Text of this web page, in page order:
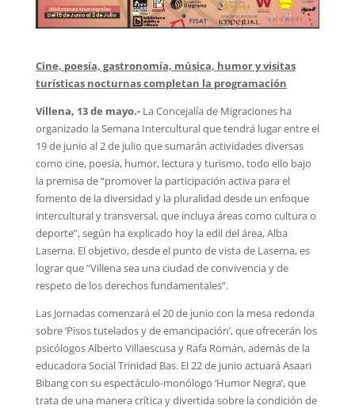
Cine, poesía, gastronomía, música, humor y visitas
turísticas nocturnas completan la programación
Villena, 13 de mayo.- La Concejalía de Migraciones ha
organizado la Semana Intercultural que tendrá lugar entre el
19 de junio al 2 de julio que sumarán actividades diversas
como cine, poesía, humor, lectura y turismo, todo ello bajo
la premisa de “promover la participación activa para el
fomento de la diversidad y la pluralidad desde un enfoque
intercultural y transversal, que incluya áreas como cultura o
deporte”, según ha explicado hoy la edil del área, Alba
Laserna. El objetivo, desde el punto de vista de Laserna, es
lograr que “Villena sea una ciudad de convivencia y de
respeto de los derechos fundamentales”.
Las Jornadas comenzará el 20 de junio con la mesa redonda
sobre ‘Pisos tutelados y de emancipación’, que ofrecerán los
psicólogos Alberto Villaescusa y Rafa Román, además de la
educadora Social Trinidad Bas. El 22 de junio actuará Asaari
Bibang con su espectáculo-monólogo ‘Humor Negra’, que
trata de una manera crítica y divertida sobre la condición de